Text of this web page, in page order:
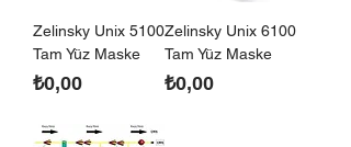
Zelinsky Unix 5100
Tam Yüz Maske
Fiyat
₺0,00
Zelinsky Unix 6100
Tam Yüz Maske
Fiyat
₺0,00